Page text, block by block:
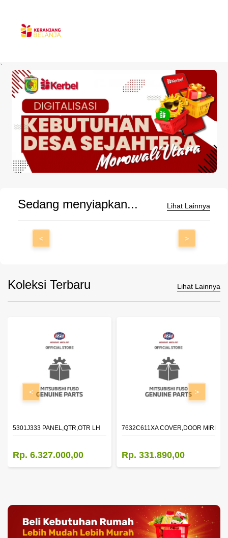
`
Sedang menyiapkan... Lihat Lainnya
< >
Koleksi Terbaru Lihat Lainnya
5301J333 PANEL,QTR,OTR LH
Rp. 6.327.000,00
7632C611XA COVER,DOOR
Rp. 331.890,00
< >